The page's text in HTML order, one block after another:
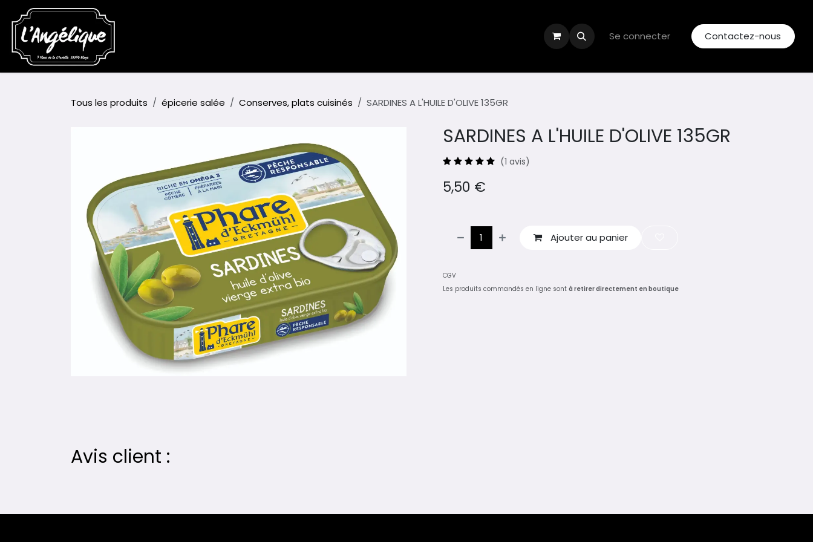
Se rendre au contenu
Se connecter Contactez-nous
Tous les produits épicerie salée Conserves, plats cuisinés SARDINES A L'HUILE D'OLIVE 135GR
SARDINES A L'HUILE D'OLIVE 135GR
(1 avis)
5,50 €
Ajouter au panier
CGV
Les produits commandés en ligne sont à retirer directement en boutique
Avis client :